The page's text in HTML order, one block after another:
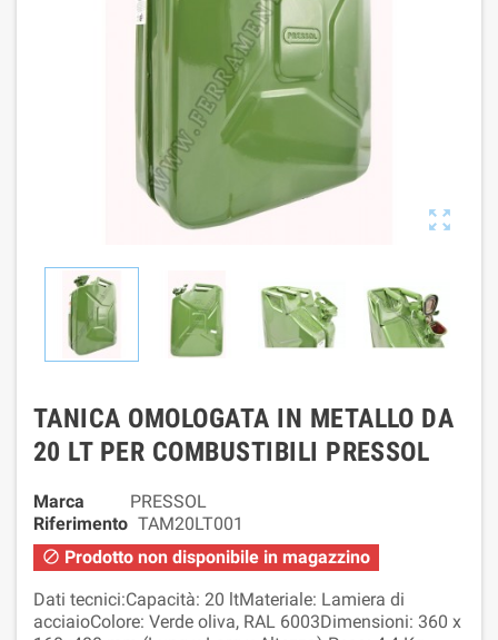

TANICA OMOLOGATA IN METALLO DA
20 LT PER COMBUSTIBILI PRESSOL
Marca
PRESSOL
Riferimento TAM20LT001
 Prodotto non disponibile in magazzino
Dati tecnici:Capacità: 20 ltMateriale: Lamiera di
acciaioColore: Verde oliva, RAL 6003Dimensioni: 360 x